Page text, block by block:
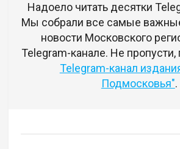
Надоело читать десятки
Мы собрали все самые
новости Московского
Telegram-канале. Не
Telegram-канал
Подмосковья".